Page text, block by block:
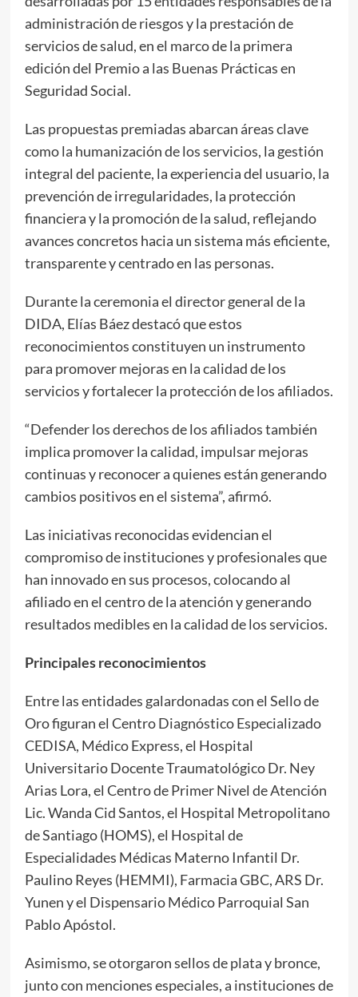
administración de riesgos y la prestación de
servicios de salud, en el marco de la primera
edición del Premio a las Buenas Prácticas en
Seguridad Social.
Las propuestas premiadas abarcan áreas clave
como la humanización de los servicios, la gestión
integral del paciente, la experiencia del usuario, la
prevención de irregularidades, la protección
financiera y la promoción de la salud, reflejando
avances concretos hacia un sistema más eficiente,
transparente y centrado en las personas.
Durante la ceremonia el director general de la
DIDA, Elías Báez destacó que estos
reconocimientos constituyen un instrumento
para promover mejoras en la calidad de los
servicios y fortalecer la protección de los afiliados.
“Defender los derechos de los afiliados también
implica promover la calidad, impulsar mejoras
continuas y reconocer a quienes están generando
cambios positivos en el sistema”, afirmó.
Las iniciativas reconocidas evidencian el
compromiso de instituciones y profesionales que
han innovado en sus procesos, colocando al
afiliado en el centro de la atención y generando
resultados medibles en la calidad de los servicios.
Principales reconocimientos
Entre las entidades galardonadas con el Sello de
Oro figuran el Centro Diagnóstico Especializado
CEDISA, Médico Express, el Hospital
Universitario Docente Traumatológico Dr. Ney
Arias Lora, el Centro de Primer Nivel de Atención
Lic. Wanda Cid Santos, el Hospital Metropolitano
de Santiago (HOMS), el Hospital de
Especialidades Médicas Materno Infantil Dr.
Paulino Reyes (HEMMI), Farmacia GBC, ARS Dr.
Yunen y el Dispensario Médico Parroquial San
Pablo Apóstol.
Asimismo, se otorgaron sellos de plata y bronce,
junto con menciones especiales, a instituciones de